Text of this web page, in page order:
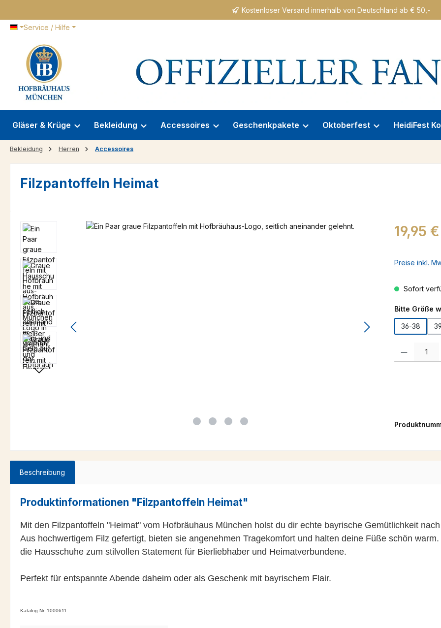
Kostenloser Versand innerhalb von Deutschland ab € 50,-
Service / Hilfe
Gläser & Krüge Bekleidung Accessoires Geschenkpakete Oktoberfest HeidiFest
Bekleidung Herren Accessoires
Filzpantoffeln Heimat
Bildergalerie überspringen Regulärer Preis:
19,95 €
Preise inkl.
Sofort
Bitte Größe
36-38
Produkt
Beschreibung
Produktinformationen "Filzpantoffeln Heimat"
Mit den Filzpantoffeln "Heimat" vom Hofbräuhaus München holst du dir echte bayrische Gemütlichkeit
Aus hochwertigem Filz gefertigt, bieten sie angenehmen Tragekomfort und halten deine Füße schön
die Hausschuhe zum stilvollen Statement für Bierliebhaber und Heimatverbundene.
Perfekt für entspannte Abende daheim oder als Geschenk mit bayrischem Flair.
Katalog Nr. 1000611